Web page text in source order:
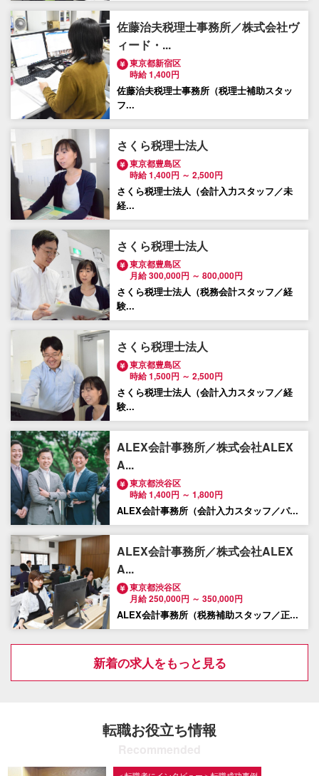
佐藤治夫税理士事務所／株式会社ヴ
ィード・...
東京都新宿区
時給 1,400円
佐藤治夫税理士事務所（税理士補助スタッ
フ...
さくら税理士法人
東京都豊島区
時給 1,400円 ～ 2,500円
さくら税理士法人（会計入力スタッフ／未
経...
さくら税理士法人
東京都豊島区
月給 300,000円 ～ 800,000円
さくら税理士法人（税務会計スタッフ／経
験...
さくら税理士法人
東京都豊島区
時給 1,500円 ～ 2,500円
さくら税理士法人（会計入力スタッフ／経
験...
ALEX会計事務所／株式会社ALEX
A...
東京都渋谷区
時給 1,400円 ～ 1,800円
ALEX会計事務所（会計入力スタッフ／パ...
ALEX会計事務所／株式会社ALEX
A...
東京都渋谷区
月給 250,000円 ～ 350,000円
ALEX会計事務所（税務補助スタッフ／正...
新着の求人をもっと見る
転職お役立ち情報